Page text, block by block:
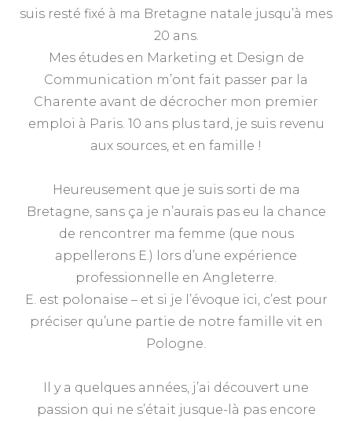
suis resté fixé à ma Bretagne natale jusqu’à mes
20 ans.
Mes études en Marketing et Design de
Communication m’ont fait passer par la
Charente avant de décrocher mon premier
emploi à Paris. 10 ans plus tard, je suis revenu
aux sources, et en famille !
Heureusement que je suis sorti de ma
Bretagne, sans ça je n’aurais pas eu la chance
de rencontrer ma femme (que nous
appellerons E.) lors d’une expérience
professionnelle en Angleterre.
E. est polonaise – et si je l’évoque ici, c’est pour
préciser qu’une partie de notre famille vit en
Pologne.
Il y a quelques années, j’ai découvert une
passion qui ne s’était jusque-là pas encore